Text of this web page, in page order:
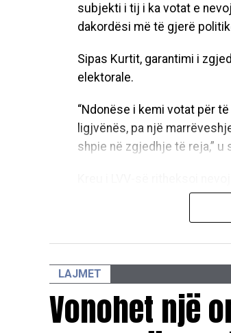
subjekti i tij i ka votat e
dakordësi më të gjerë
Sipas Kurtit, garantimi i
elektorale.
“Ndonëse i kemi votat për
ligjvënës, pa një
shpie në zgjedhje të reja,” u
parlamentare për të arritur
të tjera parlamentare, të
Në përmbyllje, Kurti u bëri
LAJMET
Vonohet një